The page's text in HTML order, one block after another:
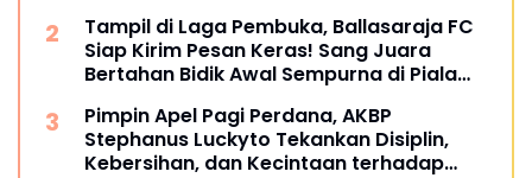
Tampil di Laga Pembuka, Ballasaraja FC
Siap Kirim Pesan Keras! Sang Juara
Bertahan Bidik Awal Sempurna di Piala
Pimpin Apel Pagi Perdana, AKBP
Stephanus Luckyto Tekankan Disiplin,
Kebersihan, dan Kecintaan terhadap